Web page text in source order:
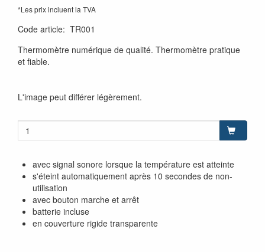
*Les prix incluent la TVA
Code article: TR001
Thermomètre numérique de qualité. Thermomètre pratique
et fiable.
L'image peut différer légèrement.
avec signal sonore lorsque la température est atteinte
s'éteint automatiquement après 10 secondes de non-
utilisation
avec bouton marche et arrêt
batterie incluse
en couverture rigide transparente